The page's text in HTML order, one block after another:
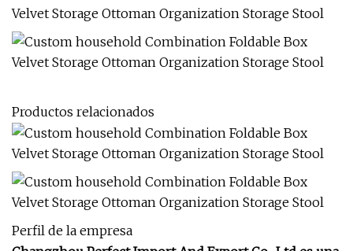
Productos relacionados
Perfil de la empresa